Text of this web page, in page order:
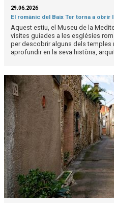
29.06.2026
El romànic del Baix Ter torna a
Aquest estiu, el Museu de la
visites guiades a les esglésies
per descobrir alguns dels temples
aprofundir en la seva història,